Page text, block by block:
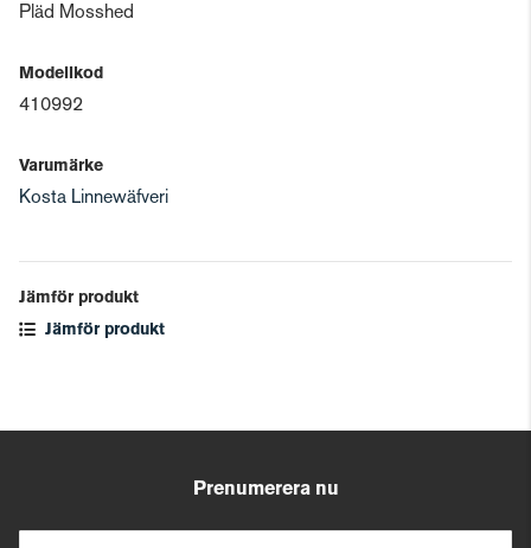
Pläd Mosshed
Modellkod
410992
Varumärke
Kosta Linnewäfveri
Jämför produkt
Jämför produkt
Prenumerera nu